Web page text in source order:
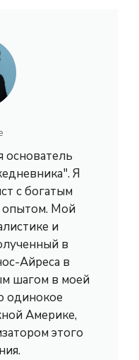
основатель
Я
с богатым
Мой
и
в
Айреса в
шагом в моей
одинокое
Америке,
этого